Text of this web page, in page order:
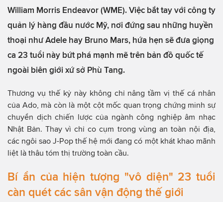
William Morris Endeavor (WME). Việc bắt tay với công ty
quản lý hàng đầu nước Mỹ, nơi đứng sau những huyền
thoại như Adele hay Bruno Mars, hứa hẹn sẽ đưa giọng
ca 23 tuổi này bứt phá mạnh mẽ trên bản đồ quốc tế
ngoài biên giới xứ sở Phù Tang.
Thương vụ thế kỷ này không chỉ nâng tầm vị thế cá nhân
của Ado, mà còn là một cột mốc quan trọng chứng minh sự
chuyển dịch chiến lược của ngành công nghiệp âm nhạc
Nhật Bản. Thay vì chỉ co cụm trong vùng an toàn nội địa,
các ngôi sao J-Pop thế hệ mới đang có một khát khao mãnh
liệt là thâu tóm thị trường toàn cầu.
Bí ẩn của hiện tượng "vô diện" 23 tuổi
càn quét các sân vận động thế giới